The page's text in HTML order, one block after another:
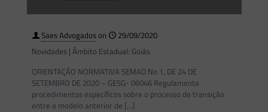
Saes Advogadoson
29/09/2020
Novidades | Âmbito Estadual: Goiás
ORIENTAÇÃO NORMATIVA SEMAD No 1, DE 24 DE
SETEMBRO DE 2020 – GESG- 06046 Regulamenta
procedimentos específicos sobre o processo de transição
entre o modelo anterior de […]